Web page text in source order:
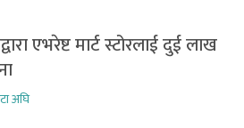
एभरेष्ट मार्ट स्टोरलाई दुई लाख
अघि